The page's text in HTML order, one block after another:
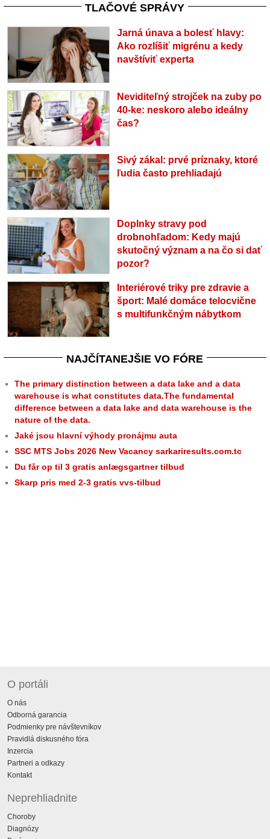
TLAČOVÉ SPRÁVY
Jarná únava a bolesť hlavy:
Ako rozlíšiť migrénu a kedy
navštíviť experta
Neviditeľný strojček na zuby po
40-ke: neskoro alebo ideálny
čas?
Sivý zákal: prvé príznaky, ktoré
ľudia často prehliadajú
Doplnky stravy pod
drobnohľadom: Kedy majú
skutočný význam a na čo si dať
pozor?
Interiérové triky pre zdravie a
šport: Malé domáce telocvične
s multifunkčným nábytkom
NAJČÍTANEJŠIE VO FÓRE
The primary distinction between a data lake and a data
warehouse is what constitutes data.The fundamental
difference between a data lake and data warehouse is the
nature of the data.
Jaké jsou hlavní výhody pronájmu auta
SSC MTS Jobs 2026 New Vacancy sarkariresults.com.tc
Du får op til 3 gratis anlægsgartner tilbud
Skarp pris med 2-3 gratis vvs-tilbud
O portáli
O nás
Odborná garancia
Podmienky pre návštevníkov
Pravidlá diskusného fóra
Inzercia
Partneri a odkazy
Kontakt
Neprehliadnite
Choroby
Diagnózy